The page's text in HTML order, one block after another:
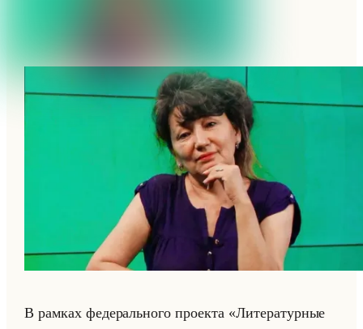
В рам­ках фе­де­рально­го про­ек­та «Литературные